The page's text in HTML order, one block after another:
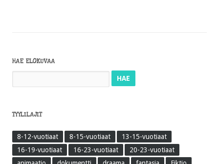
HAE ELOKUVAA
TYYLILAJIT
8-12-vuotiaat 8-15-vuotiaat
13-15-vuotiaat
16-19-vuotiaat
16-23-vuotiaat
20-23-vuotiaat